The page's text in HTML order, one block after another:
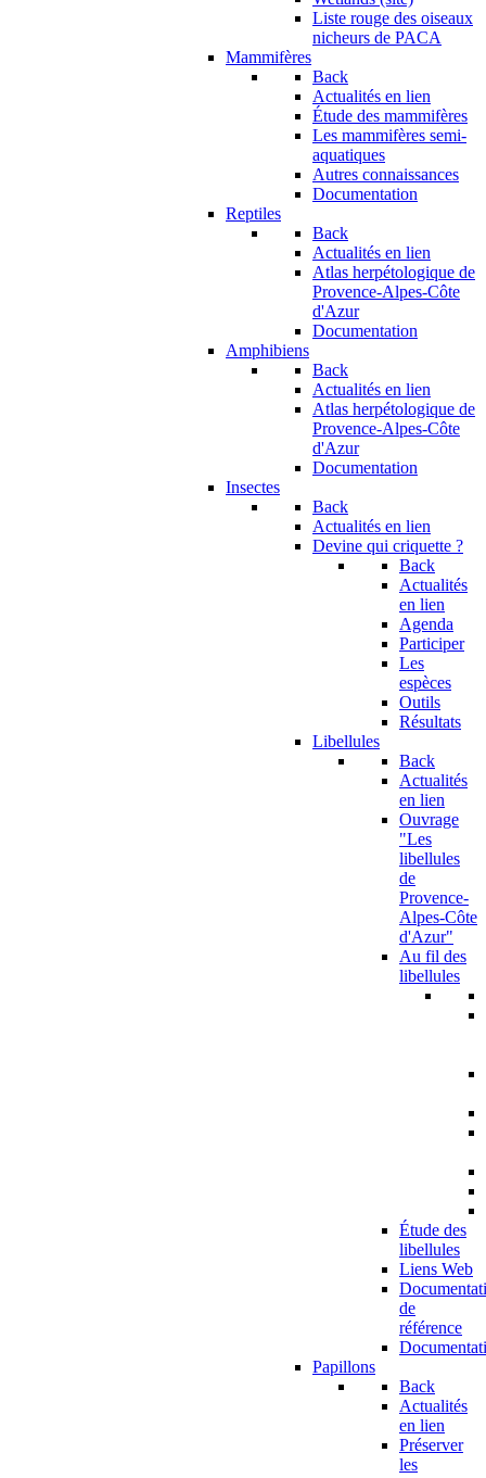
Liste rouge des oiseaux
nicheurs de PACA
Mammifères
Back
Actualités en lien
Étude des mammifères
Les mammifères semi-
aquatiques
Autres connaissances
Documentation
Reptiles
Back
Actualités en lien
Atlas herpétologique de
Provence-Alpes-Côte
d'Azur
Documentation
Amphibiens
Back
Actualités en lien
Atlas herpétologique de
Provence-Alpes-Côte
d'Azur
Documentation
Insectes
Back
Actualités en lien
Devine qui criquette ?
Back
Actualités
en lien
Agenda
Participer
Les
espèces
Outils
Résultats
Libellules
Back
Actualités
en lien
Ouvrage
"Les
libellules
de
Provence-
Alpes-Côte
d'Azur"
Au fil des
libellules
Étude des
libellules
Liens Web
de
référence
Papillons
Back
Actualités
en lien
Préserver
les